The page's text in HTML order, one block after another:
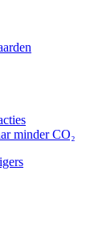
minder CO₂